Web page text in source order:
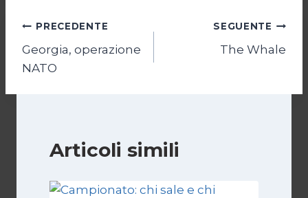
Navigazione
articoli
PRECEDENTE
Georgia, operazione
NATO
SEGUENTE
The Whale
Articoli simili